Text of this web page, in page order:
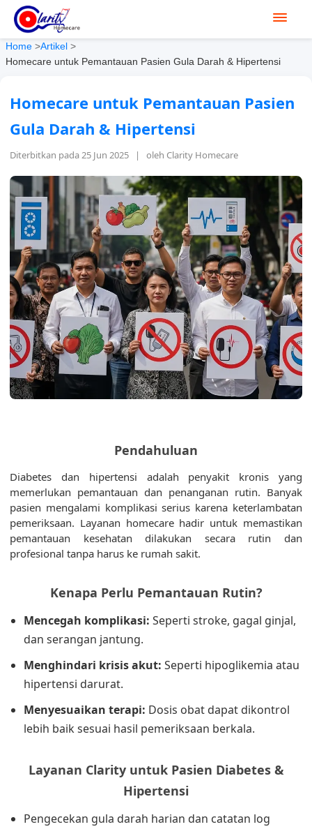
Home >Artikel >
Homecare untuk Pemantauan Pasien Gula Darah & Hipertensi
Homecare untuk Pemantauan Pasien
Gula Darah & Hipertensi
Diterbitkan pada 25 Jun 2025 | oleh Clarity Homecare
Pendahuluan
Diabetes dan hipertensi adalah penyakit kronis yang
memerlukan pemantauan dan penanganan rutin. Banyak
pasien mengalami komplikasi serius karena keterlambatan
pemeriksaan. Layanan homecare hadir untuk memastikan
pemantauan kesehatan dilakukan secara rutin dan
profesional tanpa harus ke rumah sakit.
Kenapa Perlu Pemantauan Rutin?
Mencegah komplikasi: Seperti stroke, gagal ginjal,
dan serangan jantung.
Menghindari krisis akut: Seperti hipoglikemia atau
hipertensi darurat.
Menyesuaikan terapi: Dosis obat dapat dikontrol
lebih baik sesuai hasil pemeriksaan berkala.
Layanan Clarity untuk Pasien Diabetes &
Hipertensi
Pengecekan gula darah harian dan catatan log